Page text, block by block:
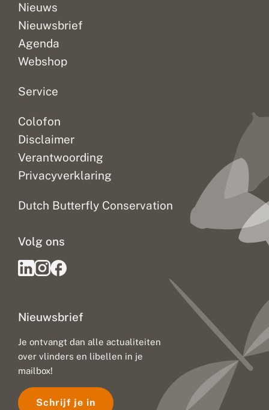
Nieuws
Nieuwsbrief
Agenda
Webshop
Service
Colofon
Disclaimer
Verantwoording
Privacyverklaring
Dutch Butterfly Conservation
Nieuwsbrief
Je ontvangt dan alle actualiteiten
over vlinders en libellen in je
mailbox!
Schrijf je in
Volg ons